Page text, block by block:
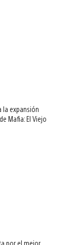
la expansión
Mafia: El Viejo
por el mejor